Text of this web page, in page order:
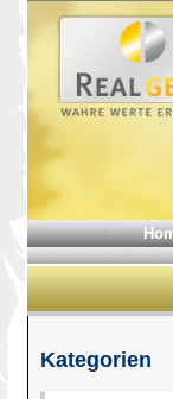
Kategorien